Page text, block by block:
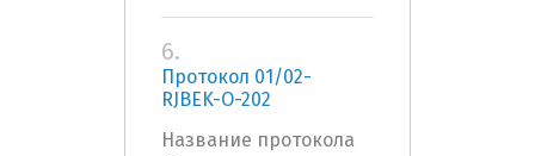
6.
Протокол 01/02-
RJBEK-О-202
Название протокола